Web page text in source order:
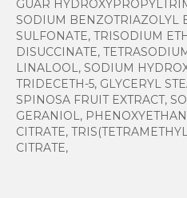
GUAR
SODIUM BENZOTRIAZOLYL
SULFONATE, TRISODIUM
DISUCCINATE,
LINALOOL, SODIUM
TRIDECETH-5, GLYCERYL
SPINOSA FRUIT EXTRACT,
GERANIOL,
CITRATE,
CITRATE,